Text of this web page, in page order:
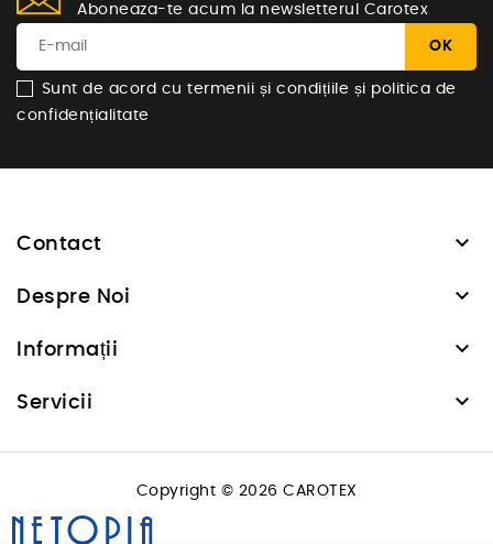
Aboneaza-te acum la newsletterul Carotex
Sunt de acord cu termenii și condițiile și politica de
confidențialitate
Contact 
Despre Noi 
Informații 
Servicii 
Copyright © 2026 CAROTEX